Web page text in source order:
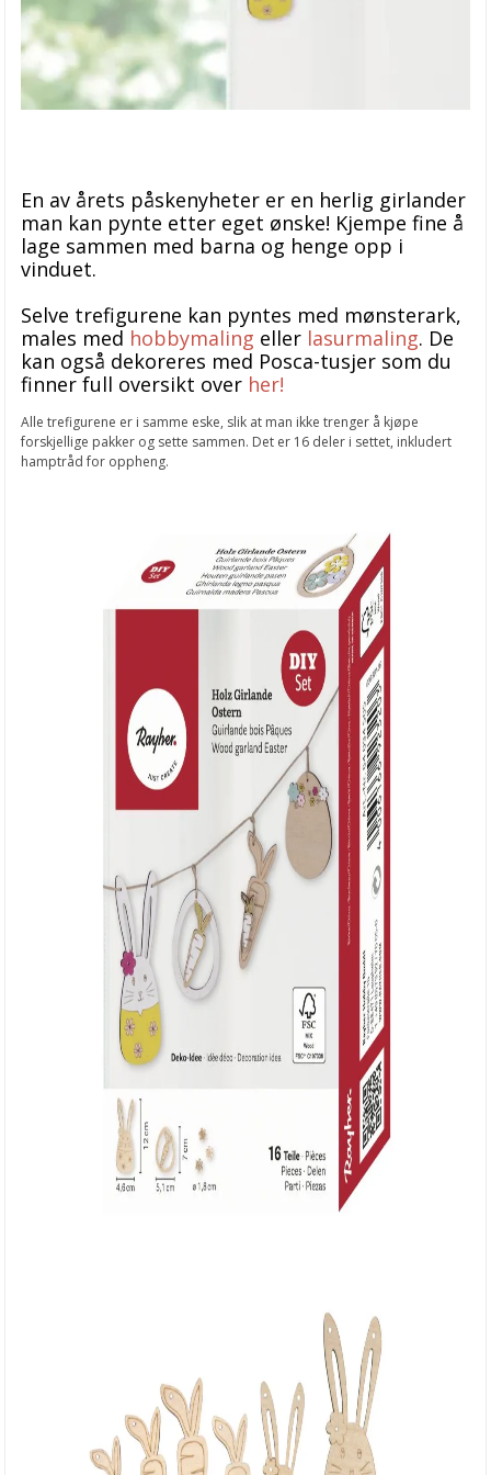
En av årets påskenyheter er en herlig girlander
man kan pynte etter eget ønske! Kjempe fine å
lage sammen med barna og henge opp i
vinduet.
Selve trefigurene kan pyntes med mønsterark,
males med hobbymaling eller lasurmaling. De
kan også dekoreres med Posca-tusjer som du
finner full oversikt over her!
Alle trefigurene er i samme eske, slik at man ikke trenger å kjøpe
forskjellige pakker og sette sammen. Det er 16 deler i settet, inkludert
hamptråd for oppheng.